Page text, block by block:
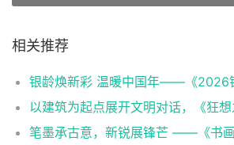
相关推荐